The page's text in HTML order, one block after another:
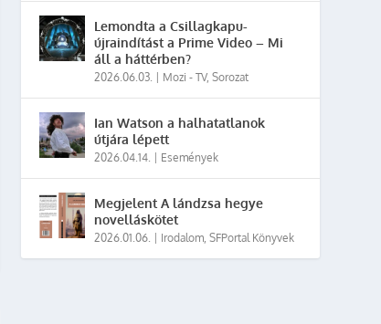
Lemondta a Csillagkapu-
újraindítást a Prime Video – Mi
áll a háttérben?
2026.06.03. Mozi - TV,Sorozat
Ian Watson a halhatatlanok
útjára lépett
2026.04.14. Események
Megjelent A lándzsa hegye
novelláskötet
2026.01.06. Irodalom,SFPortal Könyvek